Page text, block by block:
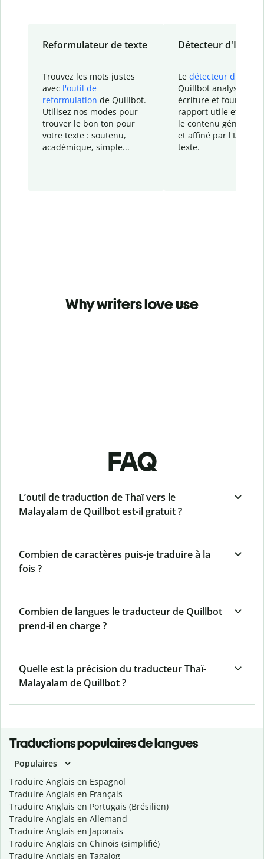
Reformulateur de texte
Trouvez les mots justes
avec l'outil de
reformulation de Quillbot.
Utilisez nos modes pour
trouver le bon ton pour
votre texte : soutenu,
académique, simple...
Détecteur d'IA
Le détecteur d'IA
Quillbot analyse votre
écriture et fournit un
rapport utile et
le contenu généré
et affiné par l'IA
texte.
Why writers love use
FAQ
L’outil de traduction de Thaï vers le
Malayalam de Quillbot est-il gratuit ?
Combien de caractères puis-je traduire à la
fois ?
Combien de langues le traducteur de Quillbot
prend-il en charge ?
Quelle est la précision du traducteur Thaï-
Malayalam de Quillbot ?
Traductions populaires de langues
Populaires
Traduire Anglais en Espagnol
Traduire Anglais en Français
Traduire Anglais en Portugais (Brésilien)
Traduire Anglais en Allemand
Traduire Anglais en Japonais
Traduire Anglais en Chinois (simplifié)
Traduire Anglais en Tagalog